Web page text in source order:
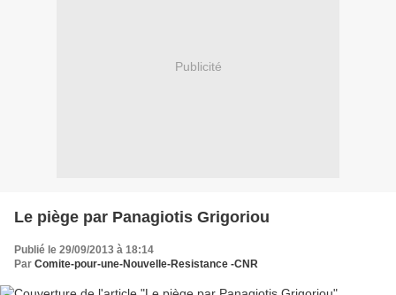
Publicité
Le piège par Panagiotis Grigoriou
Publié le 29/09/2013 à 18:14
Par Comite-pour-une-Nouvelle-Resistance -CNR